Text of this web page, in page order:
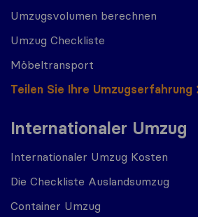
Umzugsvolumen berechnen
Umzug Checkliste
Möbeltransport
Teilen Sie Ihre Umzugserfahrung
Internationaler Umzug
Internationaler Umzug Kosten
Die Checkliste Auslandsumzug
Container Umzug